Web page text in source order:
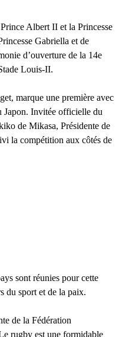
Albert II et la Princesse
Gabriella et de
d’ouverture de la 14e
Louis-II.
marque une première avec
Japon. Invitée officielle du
de Mikasa, Présidente de
la compétition aux côtés de
sont réunies pour cette
du sport et de la paix.
de la Fédération
rugby est une formidable